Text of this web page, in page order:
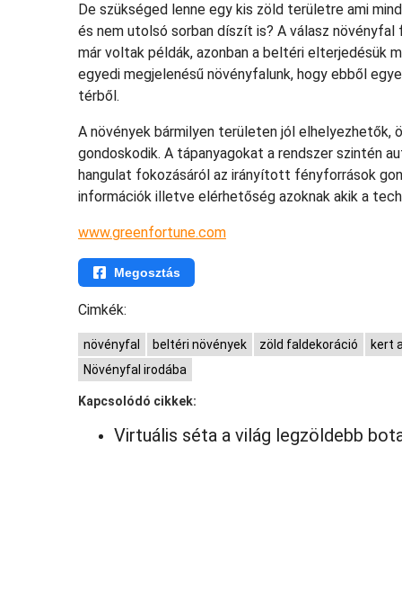
De szükséged lenne egy kis zöld területre ami
és nem utolsó sorban díszít is? A válasz
már voltak példák, azonban a beltéri elterjedésük
egyedi megjelenésű növényfalunk, hogy ebből
térből.
A növények bármilyen területen jól
gondoskodik. A tápanyagokat a rendszer szintén
hangulat fokozásáról az irányított fényforrások
információk illetve elérhetőség azoknak akik a
www.greenfortune.com
Megosztás
Cimkék:
növényfal beltéri növények zöld faldekoráció kert
Növényfal irodába
Kapcsolódó cikkek:
Virtuális séta a világ legzöldebb